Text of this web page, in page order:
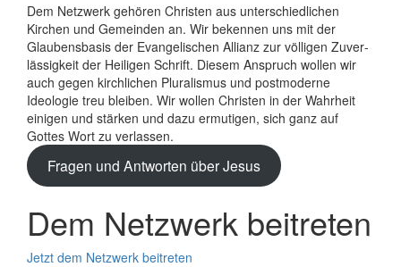
Dem Netzwerk gehören Christen aus unterschiedlichen
Kirchen und Gemeinden an. Wir bekennen uns mit der
Glaubens­basis der Evange­lischen Allianz zur völligen Zuver­
lässigkeit der Heiligen Schrift. Diesem Anspruch wollen wir
auch gegen kirchlichen Plura­lismus und post­moderne
Ideologie treu bleiben. Wir wollen Christen in der Wahrheit
einigen und stärken und dazu ermutigen, sich ganz auf
Gottes Wort zu verlassen.
Fragen und Antworten über Jesus
Dem Netzwerk beitreten
Jetzt dem Netzwerk beitreten